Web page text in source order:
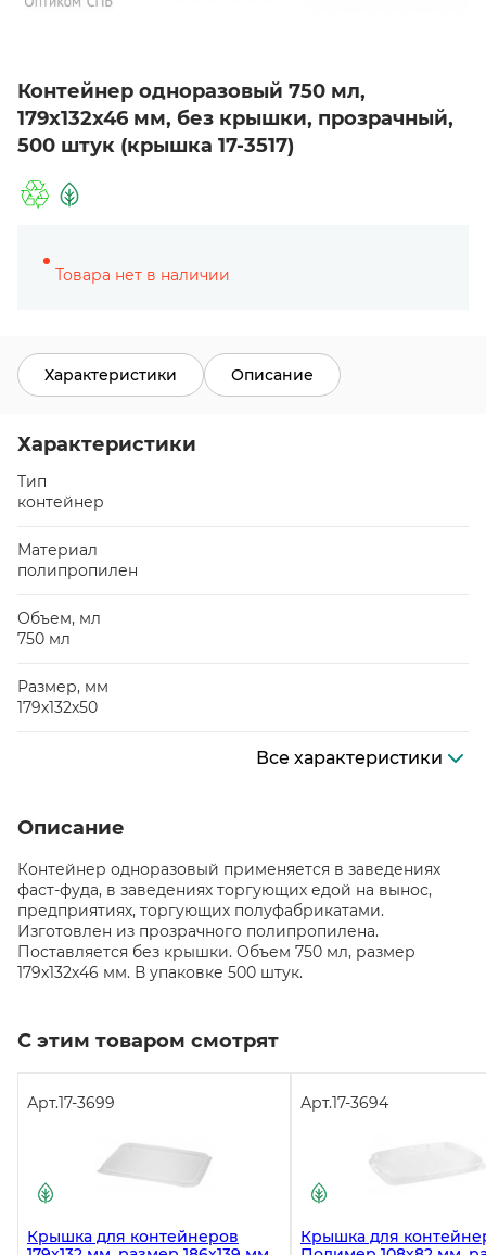
Контейнер одноразовый 750 мл,
179х132х46 мм, без крышки, прозрачный,
500 штук (крышка 17-3517)
Товара нет в наличии
Характеристики Описание
Характеристики
Тип
контейнер
Материал
полипропилен
Объем, мл
750 мл
Размер, мм
179х132х50
Все характеристики
Описание
Контейнер одноразовый применяется в заведениях
фаст-фуда, в заведениях торгующих едой на вынос,
предприятиях, торгующих полуфабрикатами.
Изготовлен из прозрачного полипропилена.
Поставляется без крышки. Объем 750 мл, размер
179х132х46 мм. В упаковке 500 штук.
С этим товаром смотрят
Арт.17-3699
Крышка для контейнеров
Арт.17-3694
Крышка для